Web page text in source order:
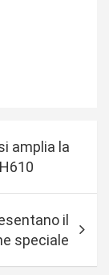
amplia la
il
speciale